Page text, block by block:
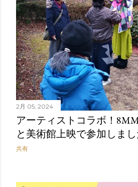
2月 05, 2024
アーティストコラボ！
と美術館上映で参加しま
共有